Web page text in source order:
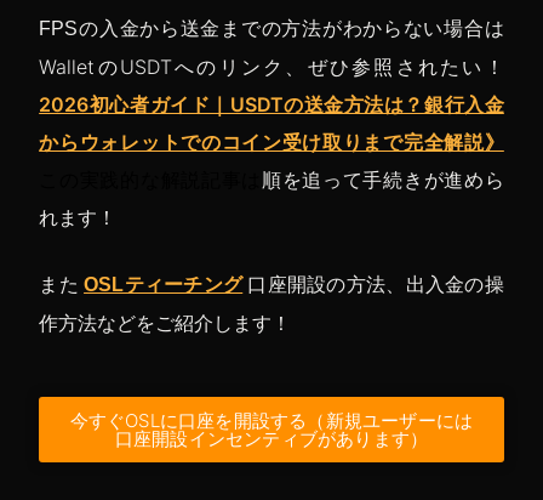
FPSの入金から送金までの方法がわからない場合は
WalletのUSDTへのリンク、ぜひ参照されたい！
2026初心者ガイド｜USDTの送金方法は？銀行入金
からウォレットでのコイン受け取りまで完全解説》
順を追って手続きが進めら
れます！
また OSLティーチング口座開設の方法、出入金の操
作方法などをご紹介します！
今すぐOSLに口座を開設する（新規ユーザーには
口座開設インセンティブがあります）